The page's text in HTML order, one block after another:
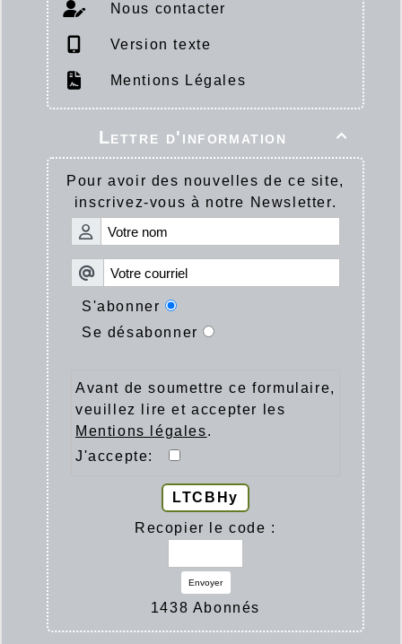
Nous contacter
Version texte
Mentions Légales

Lettre d'information
Pour avoir des nouvelles de ce site,
inscrivez-vous à notre Newsletter.
S'abonner
Se désabonner
Avant de soumettre ce formulaire,
veuillez lire et accepter les
Mentions légales.
J'accepte:
LTCBHy
Recopier le code :
Envoyer
1438 Abonnés